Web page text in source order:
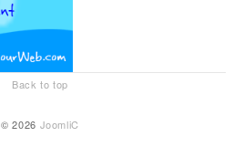
Back to top
© 2026 JoomliC